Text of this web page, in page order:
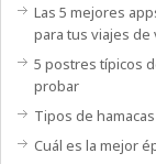
Las 5 mejores
para tus viajes de
5 postres típicos
probar
Tipos de
Cuál es la mejor